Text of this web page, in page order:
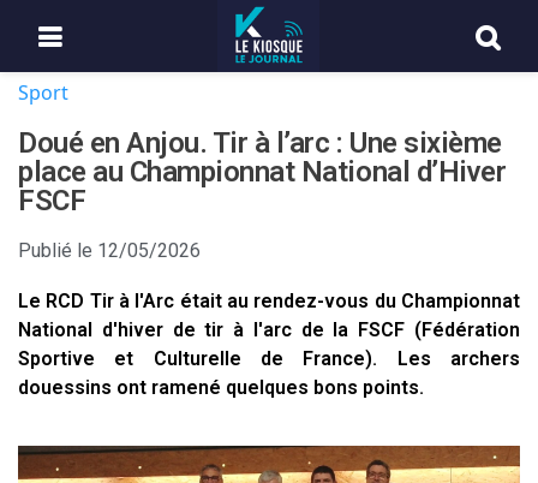
Sport
Doué en Anjou. Tir à l’arc : Une sixième
place au Championnat National d’Hiver
FSCF
Publié le 12/05/2026
Le RCD Tir à l'Arc était au rendez-vous du Championnat
National d'hiver de tir à l'arc de la FSCF (Fédération
Sportive et Culturelle de France). Les archers
douessins ont ramené quelques bons points.